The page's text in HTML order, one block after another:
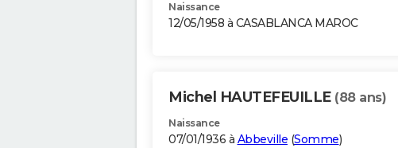
Naissance
12/05/1958 à CASABLANCA MAROC
Michel HAUTEFEUILLE (88 ans)
Naissance
07/01/1936 à Abbeville (Somme)